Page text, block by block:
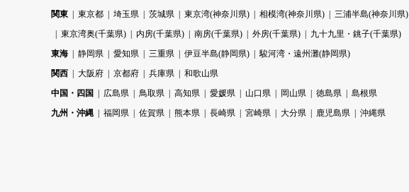
関東
東京都 埼玉県 茨城県 東京湾(神奈川県) 相模湾(神奈川県)
三浦半島(神奈川県)
東京湾奥(千葉県)
内房(千葉県) 南房(千葉県) 外房(千葉県)
九十九里・銚子(千葉県)
東海
静岡県 愛知県 三重県 伊豆半島(静岡県)
駿河湾・遠州灘(静岡県)
関西
大阪府 京都府 兵庫県
和歌山県
中国・四国
広島県 鳥取県 高知県 愛媛県 山口県 岡山県 徳島県
島根県
九州・沖縄
福岡県 佐賀県 熊本県 長崎県 宮崎県 大分県 鹿児島県 沖縄県